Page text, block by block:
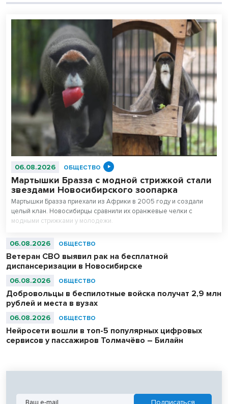
06.08.2026 ОБЩЕСТВО
Мартышки Бразза с модной стрижкой стали
звездами Новосибирского зоопарка
Мартышки Бразза приехали из Африки в 2005 году и создали
целый клан. Новосибирцы сравнили их оранжевые челки с
модными стрижками у молодежи.
06.08.2026 ОБЩЕСТВО
Ветеран СВО выявил рак на бесплатной
диспансеризации в Новосибирске
06.08.2026 ОБЩЕСТВО
Добровольцы в беспилотные войска получат 2,9 млн
рублей и места в вузах
06.08.2026 ОБЩЕСТВО
Нейросети вошли в топ-5 популярных цифровых
сервисов у пассажиров Толмачёво – Билайн